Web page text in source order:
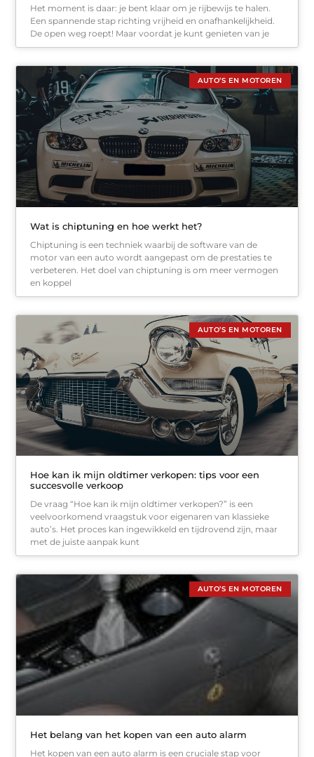
Het moment is daar: je bent klaar om je rijbewijs te halen.
Een spannende stap richting vrijheid en onafhankelijkheid.
De open weg roept! Maar voordat je kunt genieten van je
AUTO’S EN MOTOREN
Wat is chiptuning en hoe werkt het?
Chiptuning is een techniek waarbij de software van de
motor van een auto wordt aangepast om de prestaties te
verbeteren. Het doel van chiptuning is om meer vermogen
en koppel
AUTO’S EN MOTOREN
Hoe kan ik mijn oldtimer verkopen: tips voor een
succesvolle verkoop
De vraag “Hoe kan ik mijn oldtimer verkopen?” is een
veelvoorkomend vraagstuk voor eigenaren van klassieke
auto’s. Het proces kan ingewikkeld en tijdrovend zijn, maar
met de juiste aanpak kunt
AUTO’S EN MOTOREN
Het belang van het kopen van een auto alarm
Het kopen van een auto alarm is een cruciale stap voor